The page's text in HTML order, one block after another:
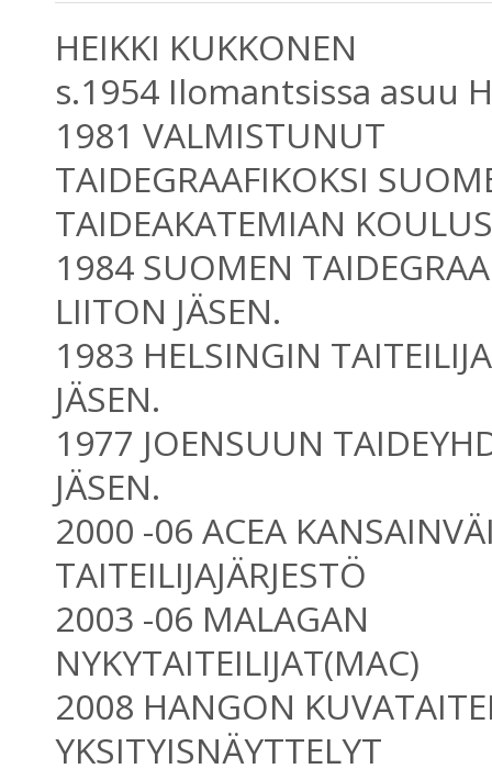
HEIKKI KUKKONEN
s.1954 Ilomantsissa asuu
1981 VALMISTUNUT
TAIDEGRAAFIKOKSI
TAIDEAKATEMIAN
1984 SUOMEN
LIITON JÄSEN.
1983 HELSINGIN
JÄSEN.
1977 JOENSUUN
JÄSEN.
2000 -06 ACEA
TAITEILIJAJÄRJESTÖ
2003 -06 MALAGAN
NYKYTAITEILIJAT(MAC)
2008 HANGON
YKSITYISNÄYTTELYT